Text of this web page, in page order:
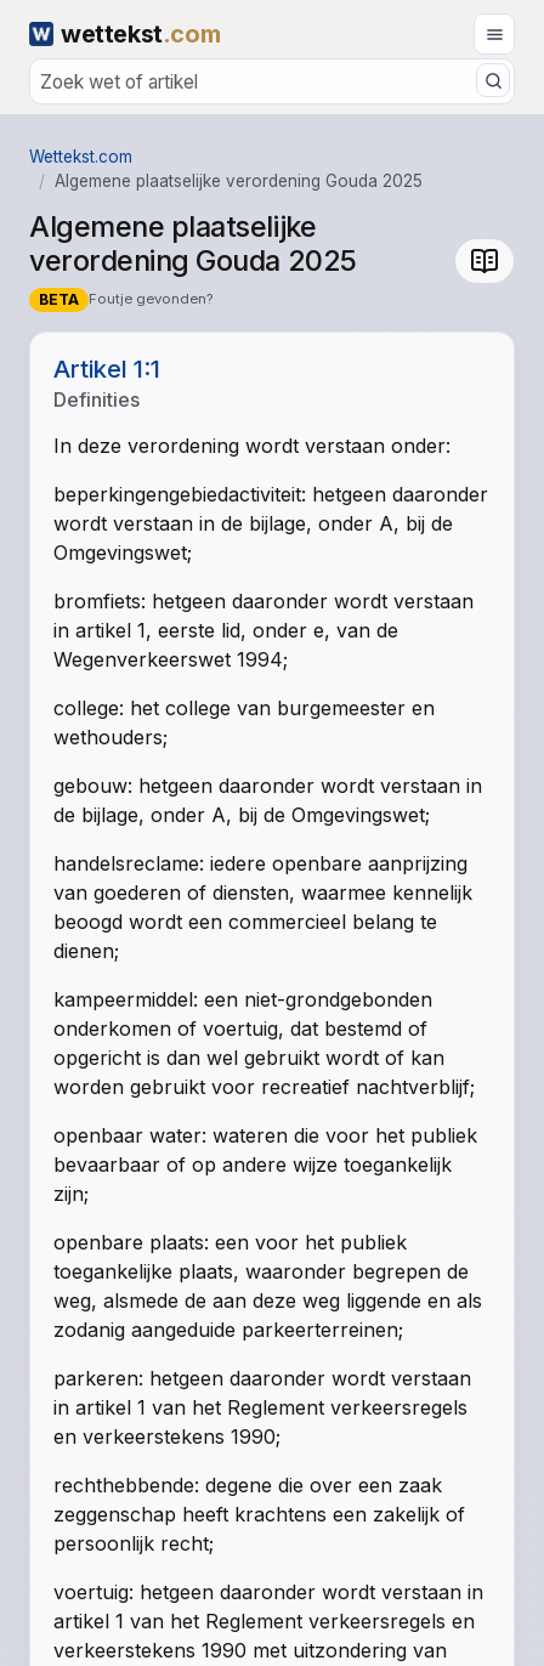
wettekst.com
Wettekst.com
Algemene plaatselijke verordening Gouda 2025
Algemene plaatselijke
verordening Gouda 2025
BETA Foutje gevonden?
Artikel 1:1
Definities
In deze verordening wordt verstaan onder:
beperkingengebiedactiviteit: hetgeen daaronder
wordt verstaan in de bijlage, onder A, bij de
Omgevingswet;
bromfiets: hetgeen daaronder wordt verstaan
in artikel 1, eerste lid, onder e, van de
Wegenverkeerswet 1994;
college: het college van burgemeester en
wethouders;
gebouw: hetgeen daaronder wordt verstaan in
de bijlage, onder A, bij de Omgevingswet;
handelsreclame: iedere openbare aanprijzing
van goederen of diensten, waarmee kennelijk
beoogd wordt een commercieel belang te
dienen;
kampeermiddel: een niet-grondgebonden
onderkomen of voertuig, dat bestemd of
opgericht is dan wel gebruikt wordt of kan
worden gebruikt voor recreatief nachtverblijf;
openbaar water: wateren die voor het publiek
bevaarbaar of op andere wijze toegankelijk
zijn;
openbare plaats: een voor het publiek
toegankelijke plaats, waaronder begrepen de
weg, alsmede de aan deze weg liggende en als
zodanig aangeduide parkeerterreinen;
parkeren: hetgeen daaronder wordt verstaan
in artikel 1 van het Reglement verkeersregels
en verkeerstekens 1990;
rechthebbende: degene die over een zaak
zeggenschap heeft krachtens een zakelijk of
persoonlijk recht;
voertuig: hetgeen daaronder wordt verstaan in
artikel 1 van het Reglement verkeersregels en
verkeerstekens 1990 met uitzondering van